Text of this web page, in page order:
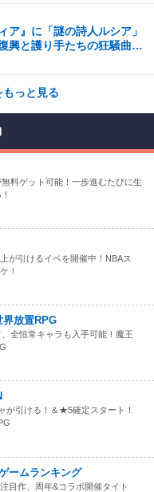
ア』に「謎の詩人ルシア」
興と護り手たちの狂騒曲」
っと見る
料ゲット可能！一歩進むたびに生
が引けるイベを開催中！NBAス
！
界放置RPG
全恒常キャラも入手可能！魔王
が引ける！＆★5確定スタート！
ームランキング
目作、周年&コラボ開催タイト